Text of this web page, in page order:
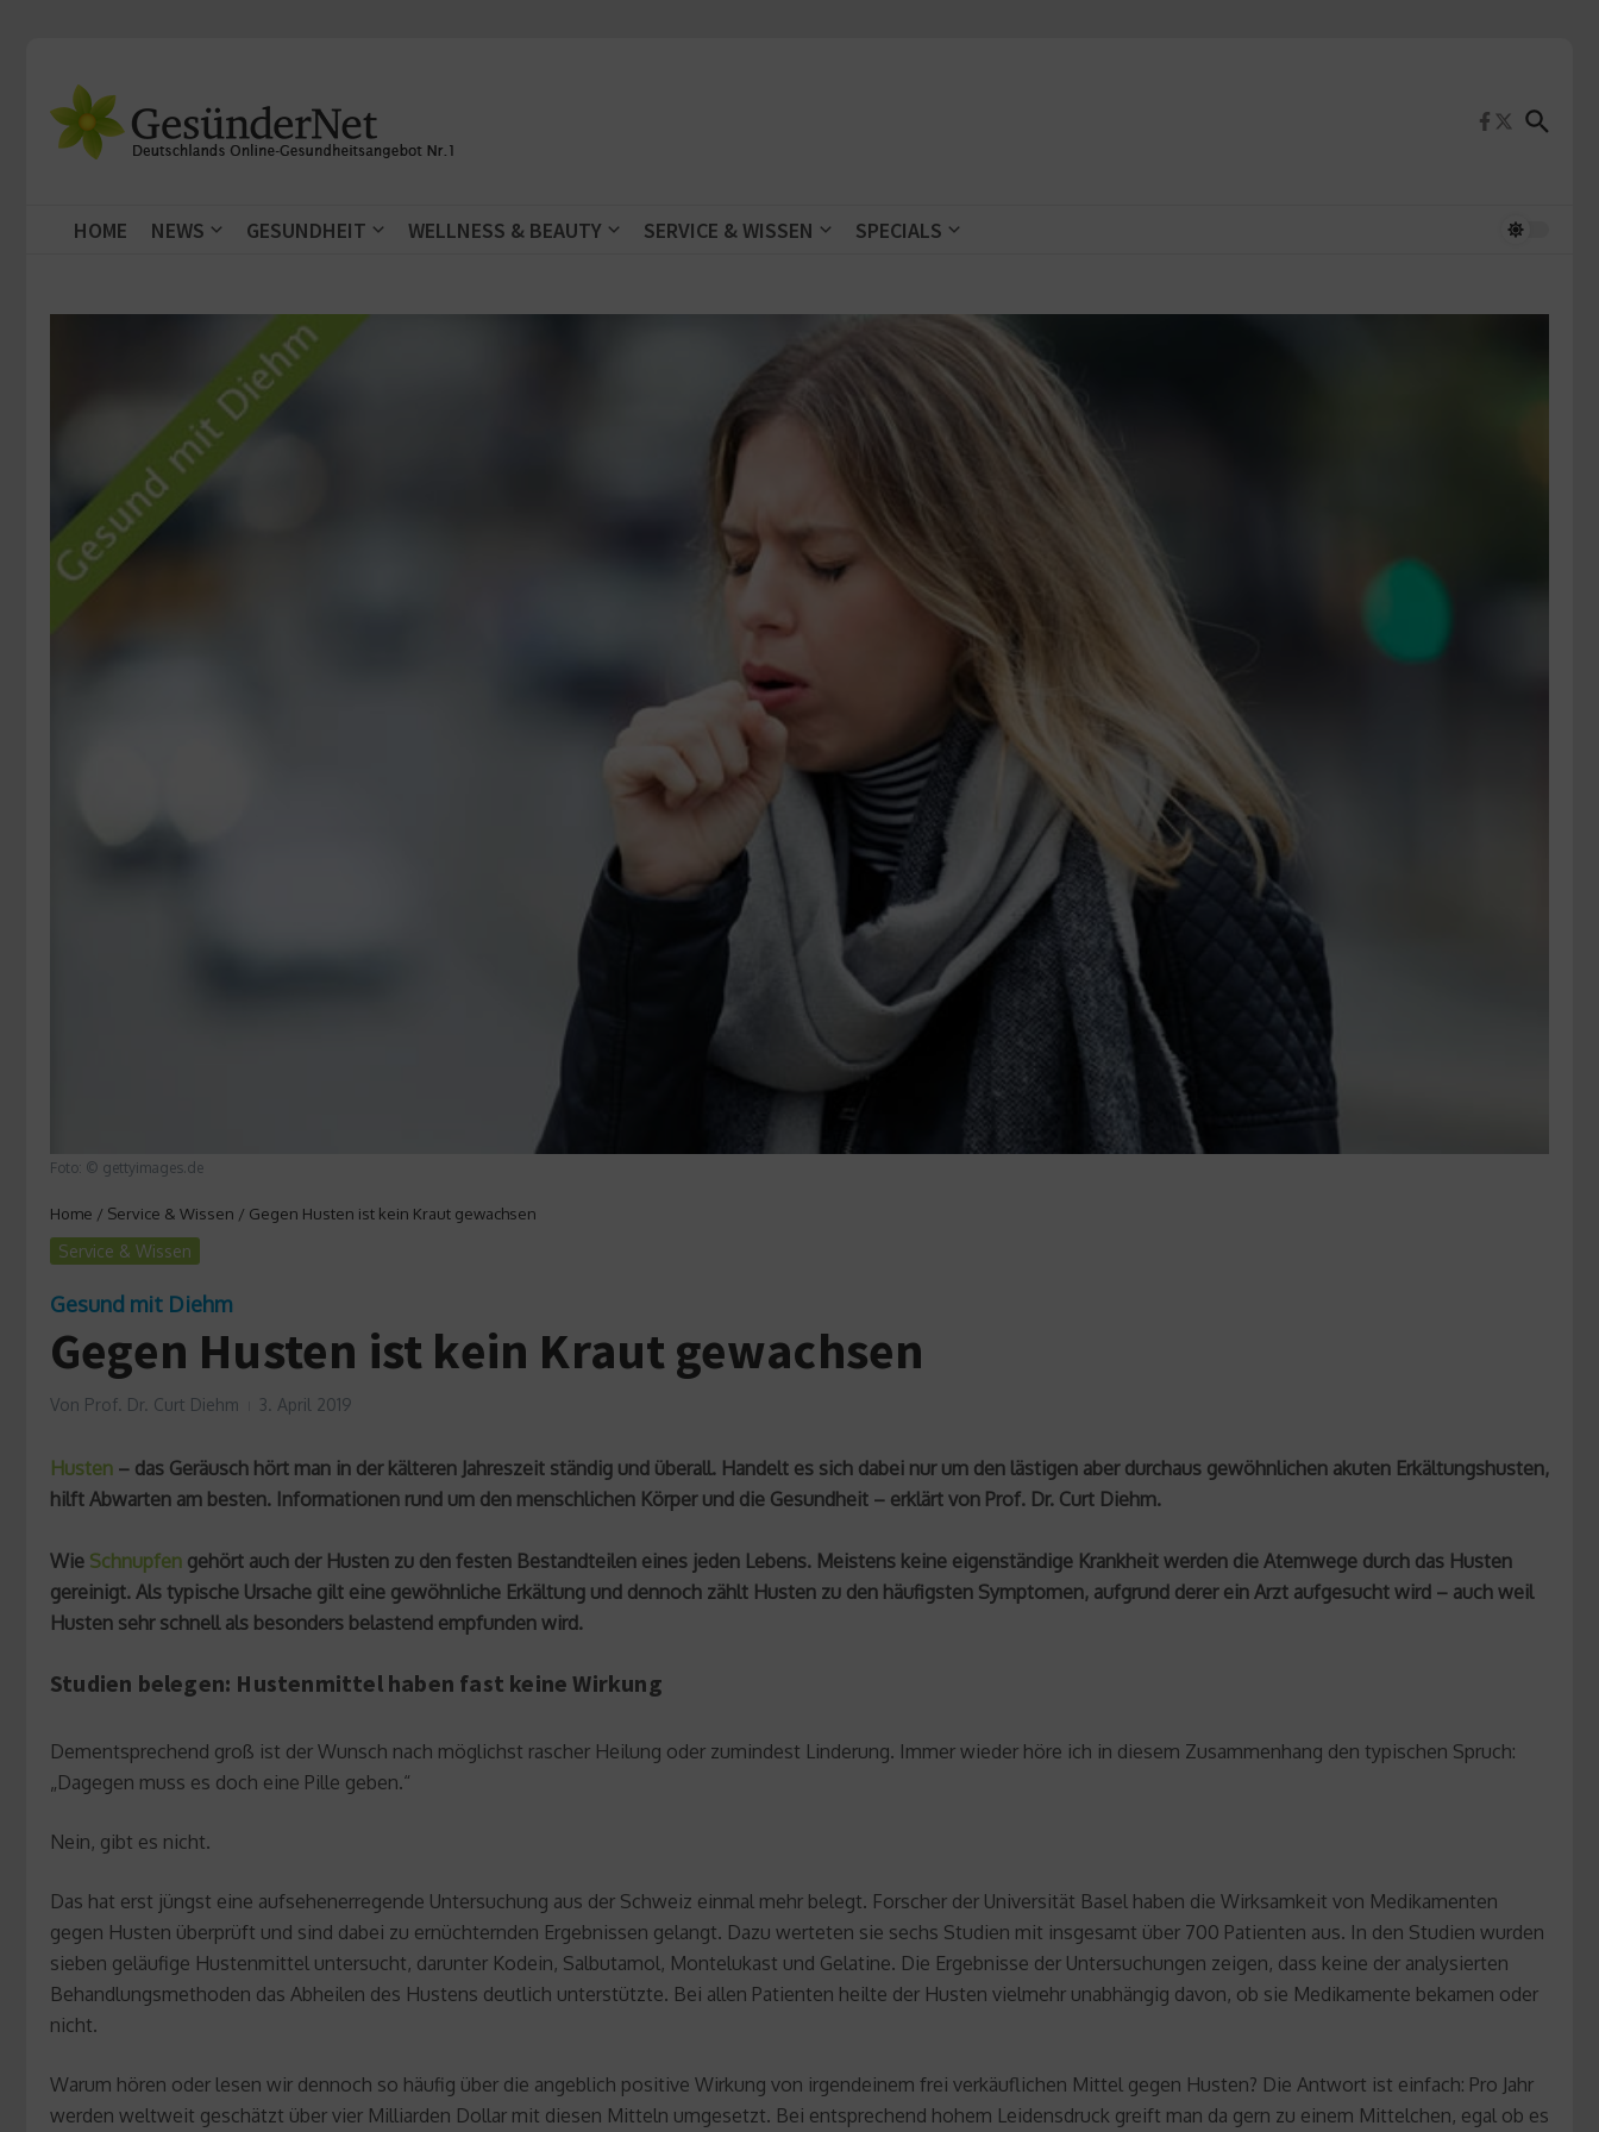
HOME NEWS GESUNDHEIT WELLNESS & BEAUTY SERVICE & WISSEN SPECIALS
Foto: © gettyimages.de
Home / Service & Wissen / Gegen Husten ist kein Kraut gewachsen
Service & Wissen
Gesund mit Diehm
Gegen Husten ist kein Kraut gewachsen
Von Prof. Dr. Curt Diehm 3. April 2019
Husten – das Geräusch hört man in der kälteren Jahreszeit ständig und überall. Handelt es sich dabei nur um den lästigen aber durchaus gewöhnlichen akuten Erkältungshusten,
hilft Abwarten am besten. Informationen rund um den menschlichen Körper und die Gesundheit – erklärt von Prof. Dr. Curt Diehm.
Wie Schnupfen gehört auch der Husten zu den festen Bestandteilen eines jeden Lebens. Meistens keine eigenständige Krankheit werden die Atemwege durch das Husten
gereinigt. Als typische Ursache gilt eine gewöhnliche Erkältung und dennoch zählt Husten zu den häufigsten Symptomen, aufgrund derer ein Arzt aufgesucht wird – auch weil
Husten sehr schnell als besonders belastend empfunden wird.
Studien belegen: Hustenmittel haben fast keine Wirkung
Dementsprechend groß ist der Wunsch nach möglichst rascher Heilung oder zumindest Linderung. Immer wieder höre ich in diesem Zusammenhang den typischen Spruch:
„Dagegen muss es doch eine Pille geben.“
Nein, gibt es nicht.
Das hat erst jüngst eine aufsehenerregende Untersuchung aus der Schweiz einmal mehr belegt. Forscher der Universität Basel haben die Wirksamkeit von Medikamenten
gegen Husten überprüft und sind dabei zu ernüchternden Ergebnissen gelangt. Dazu werteten sie sechs Studien mit insgesamt über 700 Patienten aus. In den Studien wurden
sieben geläufige Hustenmittel untersucht, darunter Kodein, Salbutamol, Montelukast und Gelatine. Die Ergebnisse der Untersuchungen zeigen, dass keine der analysierten
Behandlungsmethoden das Abheilen des Hustens deutlich unterstützte. Bei allen Patienten heilte der Husten vielmehr unabhängig davon, ob sie Medikamente bekamen oder
nicht.
Warum hören oder lesen wir dennoch so häufig über die angeblich positive Wirkung von irgendeinem frei verkäuflichen Mittel gegen Husten? Die Antwort ist einfach: Pro Jahr
werden weltweit geschätzt über vier Milliarden Dollar mit diesen Mitteln umgesetzt. Bei entsprechend hohem Leidensdruck greift man da gern zu einem Mittelchen, egal ob es